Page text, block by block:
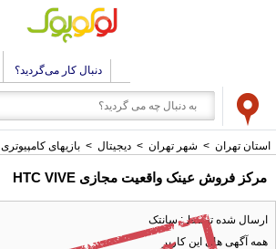
دنبال کار می‌گردید؟
استان تهران > شهر تهران > دیجیتال > بازیهای کامپیوتری
مرکز فروش عینک واقعیت مجازی HTC VIVE
ارسال شده توسط : سانتک
همه آگهی های این کاربر